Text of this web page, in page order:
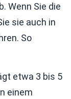
Wenn Sie die
sie auch in
So
etwa 3 bis 5
einem